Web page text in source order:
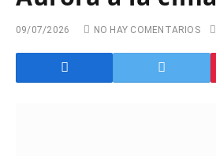
09/07/2026 NO HAY COMENTARIOS